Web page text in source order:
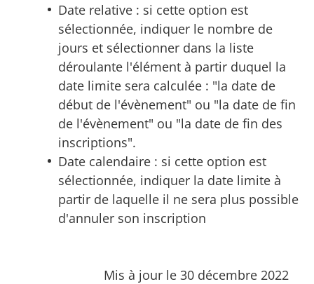
Date relative : si cette option est
sélectionnée, indiquer le nombre de
jours et sélectionner dans la liste
déroulante l'élément à partir duquel la
date limite sera calculée : "la date de
début de l'évènement" ou "la date de fin
de l'évènement" ou "la date de fin des
inscriptions".
Date calendaire : si cette option est
sélectionnée, indiquer la date limite à
partir de laquelle il ne sera plus possible
d'annuler son inscription
Mis à jour le 30 décembre 2022